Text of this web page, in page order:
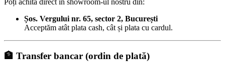
Șos. Vergului nr. 65, sector 2, București
Acceptăm atât plata cash, cât și plata cu cardul.
🏦 Transfer bancar (ordin de plată)